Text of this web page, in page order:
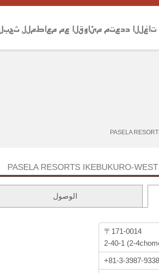
PASELA
PASELA RESORTS IKEBUKURO-
الوصول
〒171-0014
2-40-1 (2-
+81-3-3987-9338